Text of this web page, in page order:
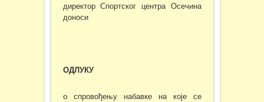
директор Спортског центра Осечина
доноси
ОДЛУКУ
о спровођењу набавке на које се